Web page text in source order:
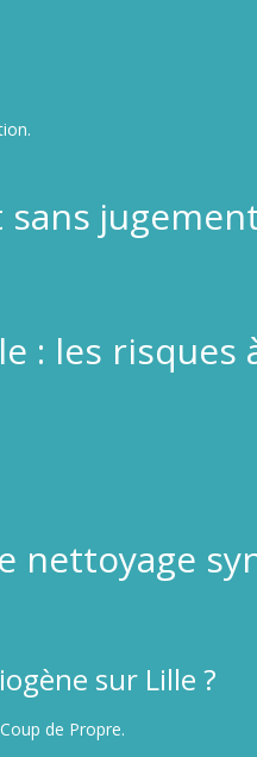
: les risques
nettoyage
sur Lille ?
de Propre.